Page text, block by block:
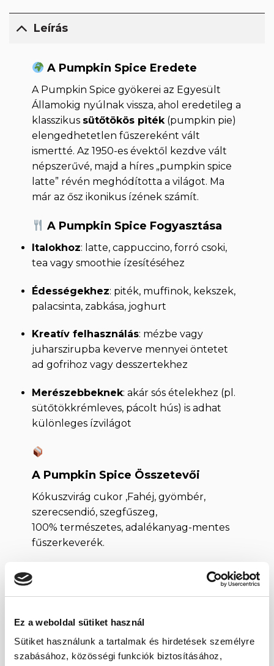
Ez a weboldal sütiket használ
Sütiket használunk a tartalmak és hirdetések személyre
szabásához, közösségi funkciók biztosításához,
Leírás
A Pumpkin Spice Eredete
A Pumpkin Spice gyökerei az Egyesült
Államokig nyúlnak vissza, ahol eredetileg a
klasszikus sütőtökös piték(pumpkin pie)
elengedhetetlen fűszereként vált
ismertté. Az 1950-es évektől kezdve vált
népszerűvé, majd a híres „pumpkin spice
latte” révén meghódította a világot. Ma
már az ősz ikonikus ízének számít.
A Pumpkin Spice Fogyasztása
Italokhoz: latte, cappuccino, forró csoki,
tea vagy smoothie ízesítéséhez
Édességekhez: piték, muffinok, kekszek,
palacsinta, zabkása, joghurt
Kreatív felhasználás: mézbe vagy
juharszirupba keverve mennyei öntetet
ad gofrihoz vagy desszertekhez
Merészebbeknek: akár sós ételekhez (pl.
sütőtökkrémleves, pácolt hús) is adhat
különleges ízvilágot
A Pumpkin Spice Összetevői
Kókuszvirág cukor ,Fahéj, gyömbér,
szerecsendió, szegfűszeg,
100% természetes, adalékanyag-mentes
fűszerkeverék.
Gluténmentes, vegán, hozzáadott cukrot
nem tartalmaz